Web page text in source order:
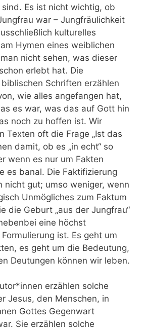
Es ist nicht wichtig, ob
war – Jungfräulichkeit
kulturelles
Hymen eines weiblichen
nicht sehen, was dieser
erlebt hat. Die
Schriften erzählen
wie alles angefangen hat,
es war, was das auf Gott hin
noch zu hoffen ist. Wir
Texten oft die Frage „Ist das
damit, ob es „in echt“ so
wenn es nur um Fakten
es banal. Die Faktifizierung
nicht gut; umso weniger, wenn
Unmögliches zum Faktum
die Geburt „aus der Jungfrau“
eine höchst
ist. Es geht um
es geht um die Bedeutung,
Deutungen können wir leben.
erzählen solche
Jesus, den Menschen, in
Gottes Gegenwart
Sie erzählen solche